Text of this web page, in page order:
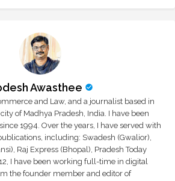
Awasthee
and Law, and a journalist based in
of Madhya Pradesh, India. I have been
1994. Over the years, I have served with
including: Swadesh (Gwalior),
Raj Express (Bhopal), Pradesh Today
I have been working full-time in digital
the founder member and editor of